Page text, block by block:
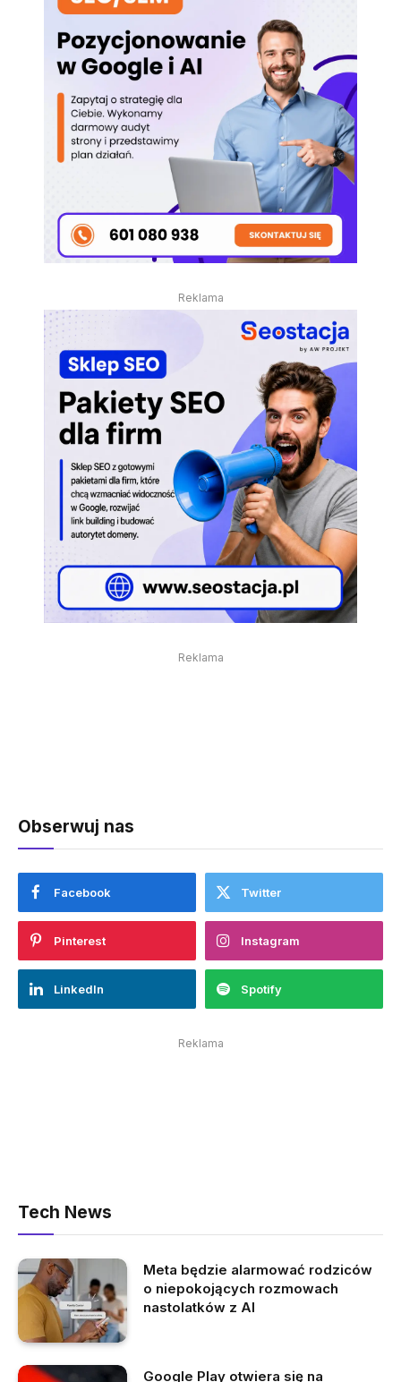
Reklama
Reklama
Obserwuj nas
Facebook Twitter
Pinterest Instagram
LinkedIn Spotify
Reklama
Tech News
Meta będzie alarmować rodziców
o niepokojących rozmowach
nastolatków z AI
Google Play otwiera się na